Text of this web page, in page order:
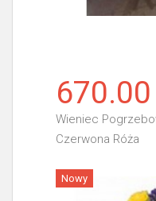
670.00
Wieniec
Czerwona Róża
Nowy